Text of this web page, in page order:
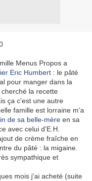
Menus Propos a
Eric Humbert : le pâté
pour manger dans la
la recette
ça c'est une autre
famille est lorraine m'a
de sa belle-mère en sa
avec celui d'E.H.
de crème fraîche en
du pâté : la migaine.
sympathique et
mois j'ai acheté (suite